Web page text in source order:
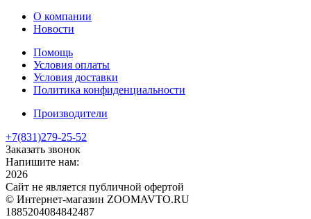
О компании
Новости
Помощь
Условия оплаты
Условия доставки
Политика конфиденциальности
Производители
+7(831)279-25-52
Заказать звонок
Напишите нам:
2026
Сайт не является публичной офертой
© Интернет-магазин ZOOMAVTO.RU
1885204084842487